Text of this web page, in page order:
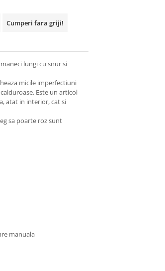
Cumperi fara griji!
lungi cu snur si
micile imperfectiuni
Este un articol
atat in interior, cat si
sa poarte roz sunt
manuala